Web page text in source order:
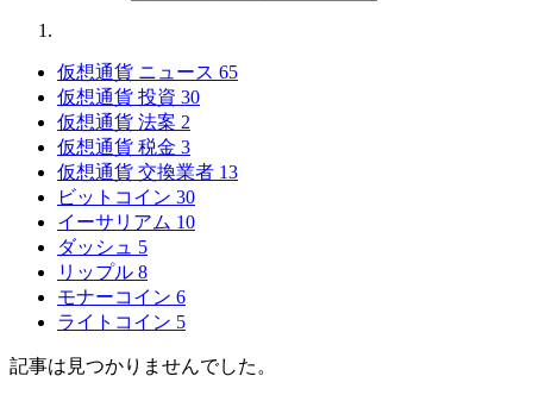
仮想通貨 ニュース 65
仮想通貨 投資 30
仮想通貨 法案 2
仮想通貨 税金 3
仮想通貨 交換業者 13
ビットコイン 30
イーサリアム 10
ダッシュ 5
リップル 8
モナーコイン 6
ライトコイン 5
記事は見つかりませんでした。